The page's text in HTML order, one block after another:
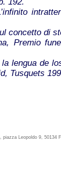
concetto di
Premio
la lengua de
Tusquets
piazza Leopoldo 9, 50134